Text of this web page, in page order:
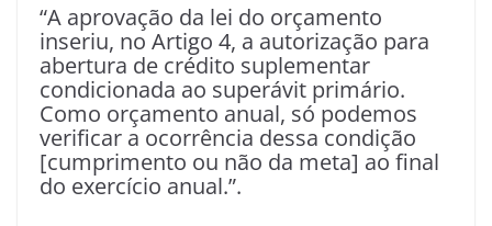
“A aprovação da lei do orçamento
inseriu, no Artigo 4, a autorização para
abertura de crédito suplementar
condicionada ao superávit primário.
Como orçamento anual, só podemos
verificar a ocorrência dessa condição
[cumprimento ou não da meta] ao final
do exercício anual.”.